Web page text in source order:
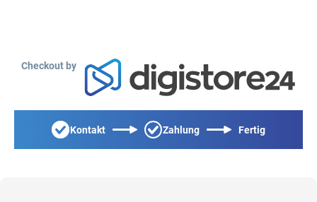
Checkout by
Kontakt Zahlung Fertig